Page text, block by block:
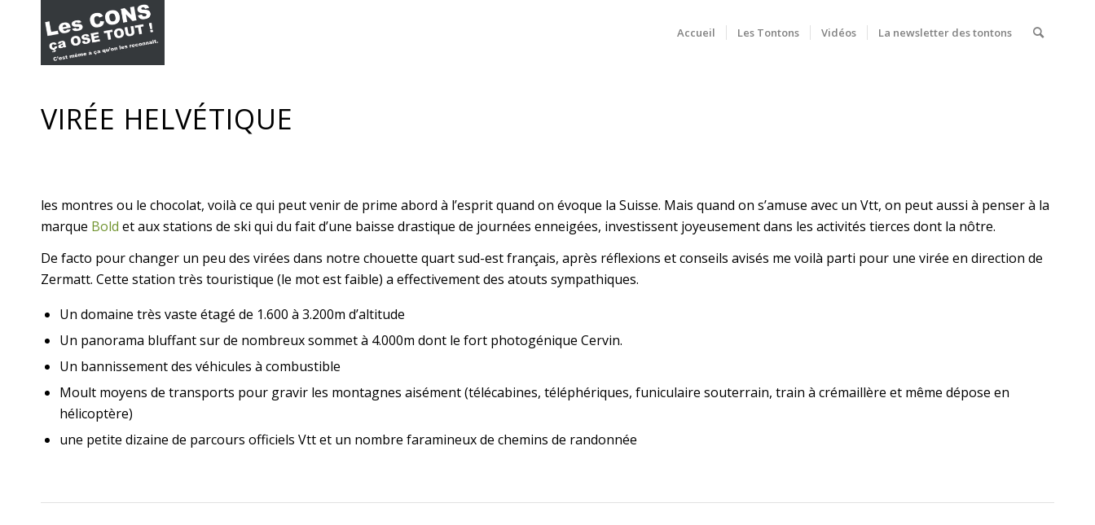
Accueil Les Tontons Vidéos La newsletter des tontons
VIRÉE HELVÉTIQUE
les montres ou le chocolat, voilà ce qui peut venir de prime abord à l’esprit quand on évoque la Suisse. Mais quand on s’amuse avec un Vtt, on peut aussi à penser à la
marque Bold et aux stations de ski qui du fait d’une baisse drastique de journées enneigées, investissent joyeusement dans les activités tierces dont la nôtre.
De facto pour changer un peu des virées dans notre chouette quart sud-est français, après réflexions et conseils avisés me voilà parti pour une virée en direction de
Zermatt. Cette station très touristique (le mot est faible) a effectivement des atouts sympathiques.
Un domaine très vaste étagé de 1.600 à 3.200m d’altitude
Un panorama bluffant sur de nombreux sommet à 4.000m dont le fort photogénique Cervin.
Un bannissement des véhicules à combustible
Moult moyens de transports pour gravir les montagnes aisément (télécabines, téléphériques, funiculaire souterrain, train à crémaillère et même dépose en
hélicoptère)
une petite dizaine de parcours officiels Vtt et un nombre faramineux de chemins de randonnée